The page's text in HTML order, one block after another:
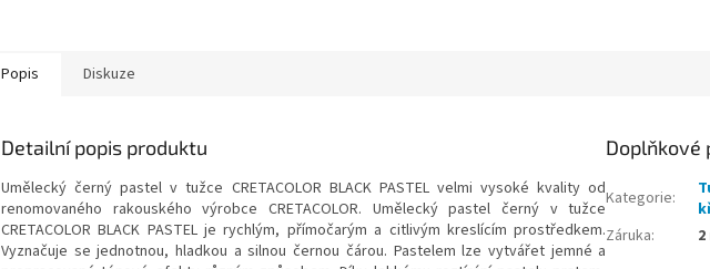
Popis Diskuze
Detailní popis produktu
Umělecký černý pastel v tužce CRETACOLOR BLACK PASTEL velmi vysoké kvality od
renomovaného rakouského výrobce CRETACOLOR. Umělecký pastel černý v tužce
CRETACOLOR BLACK PASTEL je rychlým, přímočarým a citlivým kreslícím prostředkem.
Vyznačuje se jednotnou, hladkou a silnou černou čárou. Pastelem lze vytvářet jemné a
Doplňkové
Kategorie:
Záruka: